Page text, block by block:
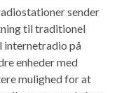
sender
til traditionel
internetradio på
enheder med
mulighed for at